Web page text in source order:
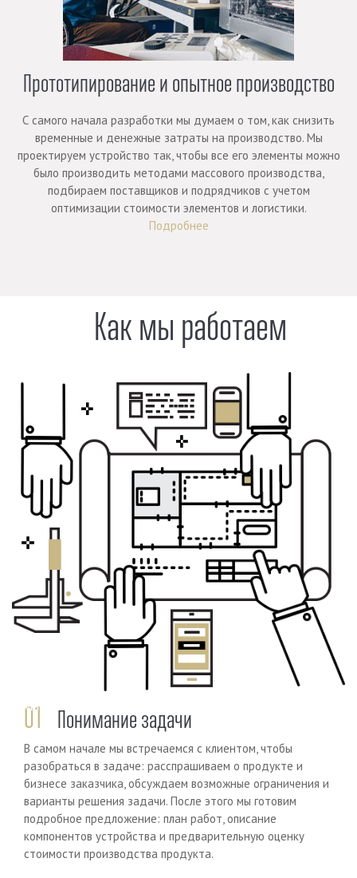
Прототипирование и опытное производство
С самого начала разработки мы думаем о том, как снизить
временные и денежные затраты на производство. Мы
проектируем устройство так, чтобы все его элементы можно
было производить методами массового производства,
подбираем поставщиков и подрядчиков с учетом
оптимизации стоимости элементов и логистики.
Подробнее
Как мы работаем
01 Понимание задачи
В самом начале мы встречаемся с клиентом, чтобы
разобраться в задаче: расспрашиваем о продукте и
бизнесе заказчика, обсуждаем возможные ограничения и
варианты решения задачи. После этого мы готовим
подробное предложение: план работ, описание
компонентов устройства и предварительную оценку
стоимости производства продукта.
Previous